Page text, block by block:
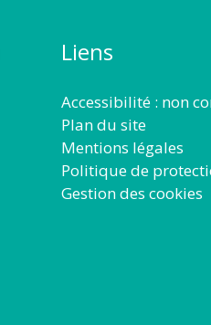
Liens
Accessibilité : non
Plan du site
Mentions légales
Politique de
Gestion des cookies